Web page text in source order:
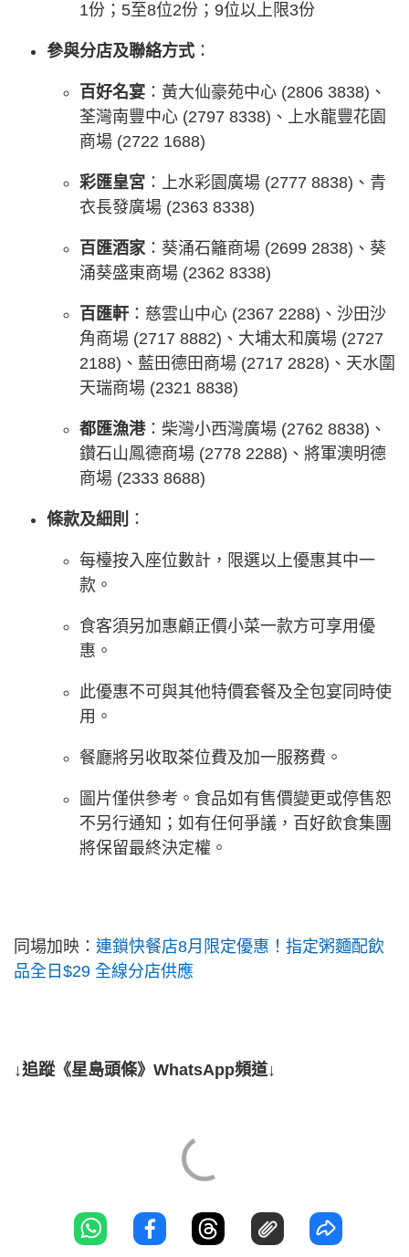
1份；5至8位2份；9位以上限3份
參與分店及聯絡方式 ：
百好名宴 ：黃大仙豪苑中心 (2806 3838)、
荃灣南豐中心 (2797 8338)、上水龍豐花園
商場 (2722 1688)
彩匯皇宮 ：上水彩園廣場 (2777 8838)、青
衣長發廣場 (2363 8338)
百匯酒家：葵涌石籬商場 (2699 2838)、葵
涌葵盛東商場 (2362 8338)
百匯軒：慈雲山中心 (2367 2288)、沙田沙
角商場 (2717 8882)、大埔太和廣場 (2727
2188)、藍田德田商場 (2717 2828)、天水圍
天瑞商場 (2321 8838)
都匯漁港：柴灣小西灣廣場 (2762 8838)、
鑽石山鳳德商場 (2778 2288)、將軍澳明德
商場 (2333 8688)
條款及細則 ：
每檯按入座位數計，限選以上優惠其中一
款。
食客須另加惠顧正價小菜一款方可享用優
惠。
此優惠不可與其他特價套餐及全包宴同時使
用。
餐廳將另收取茶位費及加一服務費。
圖片僅供參考。食品如有售價變更或停售恕
不另行通知；如有任何爭議，百好飲食集團
將保留最終決定權。
同場加映： 連鎖快餐店8月限定優惠！指定粥麵配飲
品全日$29 全線分店供應
↓追蹤《星島頭條》WhatsApp頻道↓